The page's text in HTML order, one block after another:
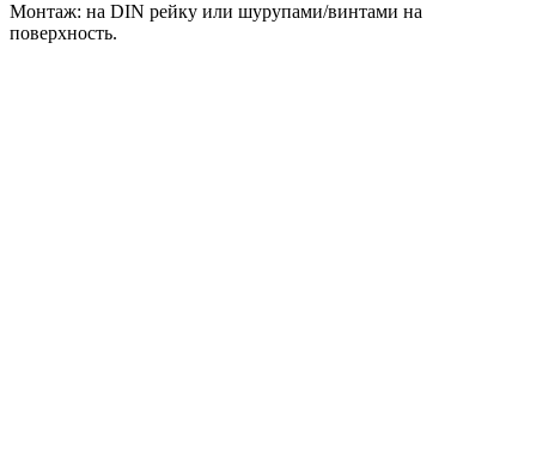
Монтаж: на DIN рейку или шурупами/винтами на
поверхность.